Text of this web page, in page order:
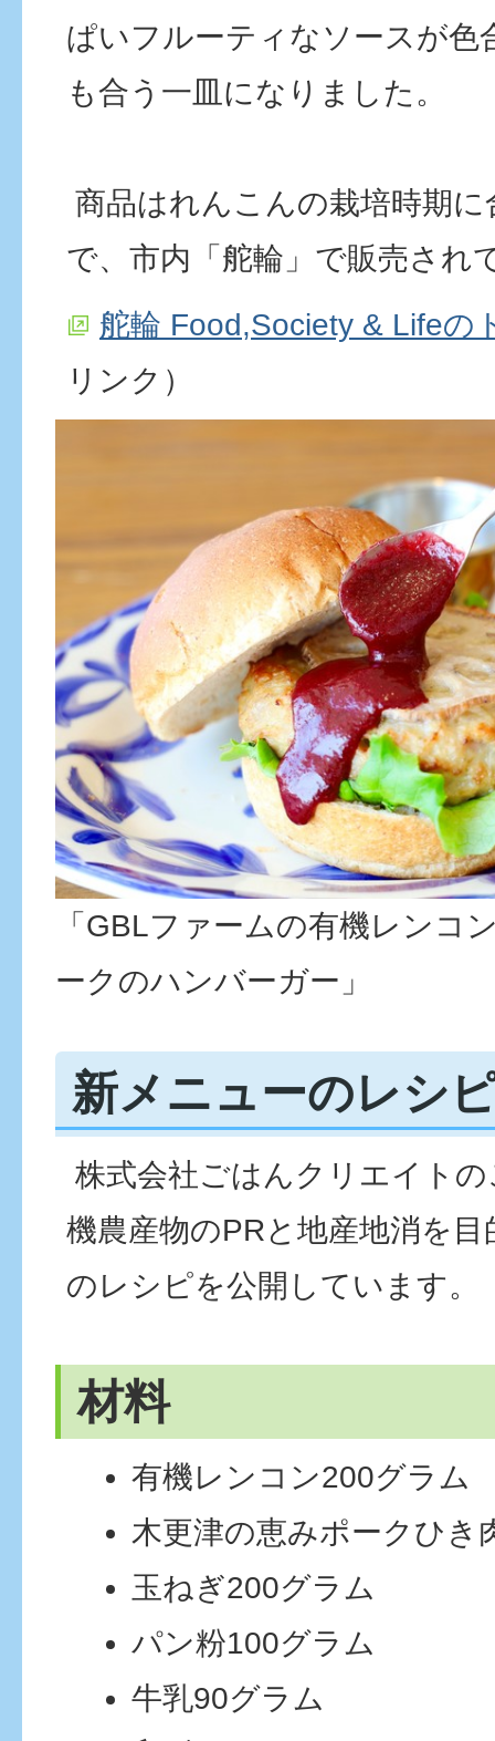
ぱいフルーティなソースが色
も合う一皿になりました。
商品はれんこんの栽培時期
で、市内「舵輪」で販売され
舵輪 Food,Society & Lifeの
リンク）
「GBLファームの有機レンコ
ークのハンバーガー」
新メニューのレシ
株式会社ごはんクリエイト
機農産物のPRと地産地消を
のレシピを公開しています。
材料
有機レンコン200グラム
木更津の恵みポークひき
玉ねぎ200グラム
パン粉100グラム
牛乳90グラム